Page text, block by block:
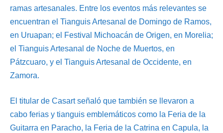
ramas artesanales. Entre los eventos más relevantes se
encuentran el Tianguis Artesanal de Domingo de Ramos,
en Uruapan; el Festival Michoacán de Origen, en Morelia;
el Tianguis Artesanal de Noche de Muertos, en
Pátzcuaro, y el Tianguis Artesanal de Occidente, en
Zamora.
El titular de Casart señaló que también se llevaron a
cabo ferias y tianguis emblemáticos como la Feria de la
Guitarra en Paracho, la Feria de la Catrina en Capula, la